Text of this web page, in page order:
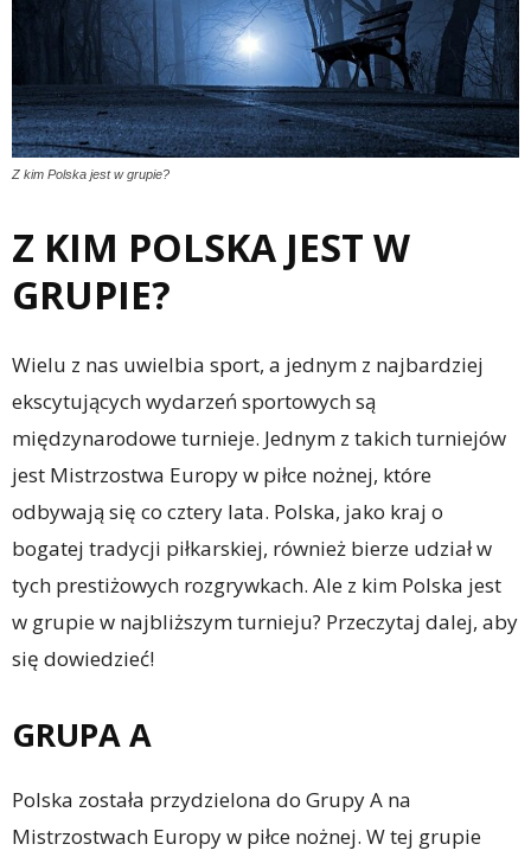
Z kim Polska jest w grupie?
Z KIM POLSKA JEST W
GRUPIE?
Wielu z nas uwielbia sport, a jednym z najbardziej
ekscytujących wydarzeń sportowych są
międzynarodowe turnieje. Jednym z takich turniejów
jest Mistrzostwa Europy w piłce nożnej, które
odbywają się co cztery lata. Polska, jako kraj o
bogatej tradycji piłkarskiej, również bierze udział w
tych prestiżowych rozgrywkach. Ale z kim Polska jest
w grupie w najbliższym turnieju? Przeczytaj dalej, aby
się dowiedzieć!
GRUPA A
Polska została przydzielona do Grupy A na
Mistrzostwach Europy w piłce nożnej. W tej grupie